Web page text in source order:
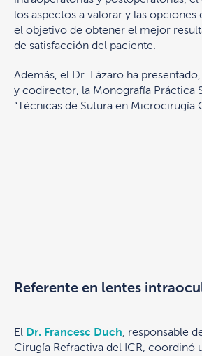
los aspectos a valorar y las
el objetivo de obtener el mejor
de satisfacción del paciente.
Además, el Dr. Lázaro ha
y codirector, la Monografía Práctica
“Técnicas de Sutura en Microcirugía
Referente en lentes
El Dr. Francesc Duch , responsable
Cirugía Refractiva del ICR, coordinó